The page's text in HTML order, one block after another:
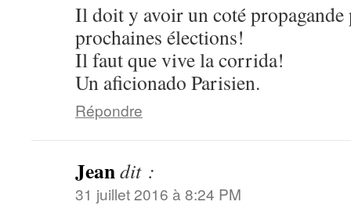
Il doit y avoir un coté propagande
prochaines élections!
Il faut que vive la corrida!
Un aficionado Parisien.
Répondre
Jeandit :
31 juillet 2016 à 8:24 PM